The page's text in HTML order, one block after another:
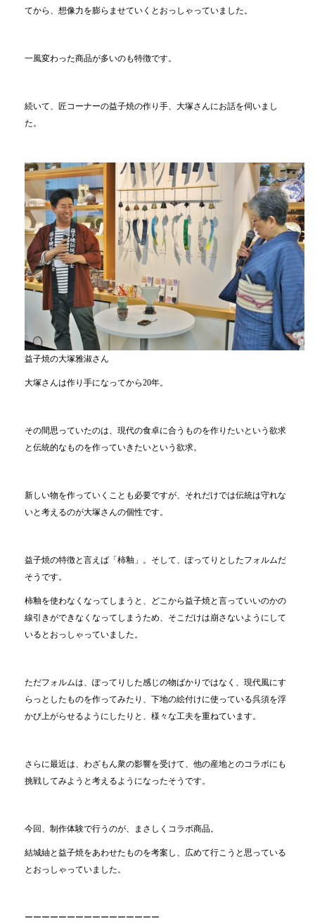
てから、想像力を膨らませていくとおっしゃっていました。
一風変わった商品が多いのも特徴です。
続いて、匠コーナーの益子焼の作り手、大塚さんにお話を伺いまし
た。
益子焼の大塚雅淑さん
大塚さんは作り手になってから20年。
その間思っていたのは、現代の食卓に合うものを作りたいという欲求
と伝統的なものを作っていきたいという欲求。
新しい物を作っていくことも必要ですが、それだけでは伝統は守れな
いと考えるのが大塚さんの個性です。
益子焼の特徴と言えば「柿釉」。そして、ぽってりとしたフォルムだ
そうです。
柿釉を使わなくなってしまうと、どこから益子焼と言っていいのかの
線引きができなくなってしまうため、そこだけは崩さないようにして
いるとおっしゃっていました。
ただフォルムは、ぽってりした感じの物ばかりではなく、現代風にす
らっとしたものを作ってみたり、下地の絵付けに使っている呉須を浮
かび上がらせるようにしたりと、様々な工夫を重ねています。
さらに最近は、わざもん衆の影響を受けて、他の産地とのコラボにも
挑戦してみようと考えるようになったそうです。
今回、制作体験で行うのが、まさしくコラボ商品。
結城紬と益子焼をあわせたものを考案し、広めて行こうと思っている
とおっしゃっていました。
ーーーーーーーーーーーーーーーー